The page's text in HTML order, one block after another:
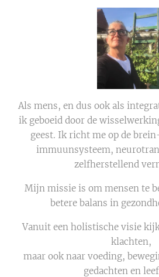
Als mens, en dus ook als
ik geboeid door de
geest. Ik richt me op de
immuunsysteem,
zelfherstellend
Mijn missie is om mensen te
betere balans in
Vanuit een holistische visie
klachten,
maar ook naar voeding,
gedachten en